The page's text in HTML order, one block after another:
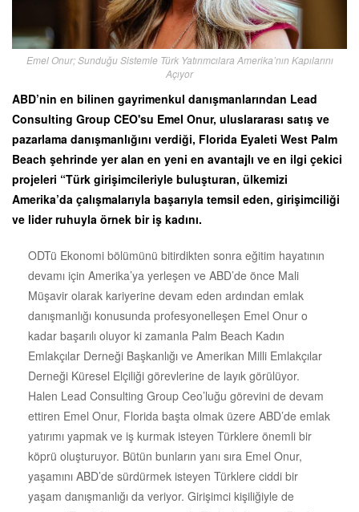
Emel Onur; Sunduğu Sistemle Türk Yatırımcılara Amerika’nın Kapılarını
Açıyor
ABD’nin en bilinen gayrimenkul danışmanlarından Lead
Consulting Group CEO'su Emel Onur, uluslararası satış ve
pazarlama danışmanlığını verdiği, Florida Eyaleti West Palm
Beach şehrinde yer alan en yeni en avantajlı ve en ilgi çekici
projeleri “Türk girişimcileriyle buluşturan, ülkemizi
Amerika’da çalışmalarıyla başarıyla temsil eden, girişimciliği
ve lider ruhuyla örnek bir iş kadını.
ODTü Ekonomi bölümünü bitirdikten sonra eğitim hayatının
devamı için Amerika’ya yerleşen ve ABD’de önce Mali
Müşavir olarak kariyerine devam eden ardından emlak
danışmanlığı konusunda profesyonelleşen Emel Onur o
kadar başarılı oluyor ki zamanla Palm Beach Kadın
Emlakçılar Derneği Başkanlığı ve Amerikan Milli Emlakçılar
Derneği Küresel Elçiliği görevlerine de layık görülüyor.
Halen Lead Consulting Group Ceo’luğu görevini de devam
ettiren Emel Onur, Florida başta olmak üzere ABD’de emlak
yatırımı yapmak ve iş kurmak isteyen Türklere önemli bir
köprü oluşturuyor. Bütün bunların yanı sıra Emel Onur,
yaşamını ABD’de sürdürmek isteyen Türklere ciddi bir
yaşam danışmanlığı da veriyor. Girişimci kişiliğiyle de